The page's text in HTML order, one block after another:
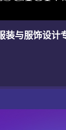
装与服饰设计